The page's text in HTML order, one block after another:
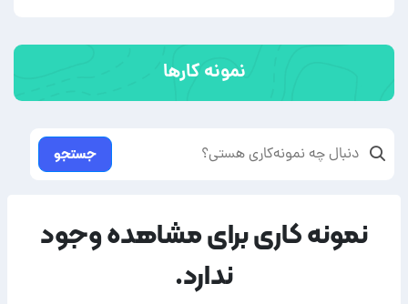
نمونه کارها
جستجو
نمونه کاری برای مشاهده وجود
ندارد.